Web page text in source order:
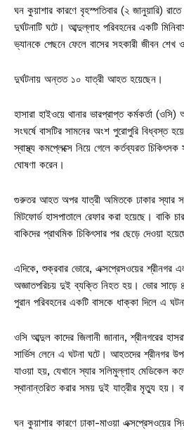
ঘন কুয়াশার কারণে বৃহস্পতিবার (২ জানুয়ারি)
দুর্ঘটনাটি ঘটে। আব্দুল্লাহ পরিবহনের একটি
ভ্যানকে পেছনে ফেলে বাসের সহকারী জীবন শেখ
দুর্ঘটনায় অন্তত ১০ যাত্রী আহত হয়েছেন।
হাসারা হাইওয়ে থানার ভারপ্রাপ্ত কর্মকর্তা (ওসি)
সংঘর্ষে বাসটির সামনের অংশ পুরোপুরি বিধ্বস্ত
স্বাস্থ্য কমপ্লেক্সে নিয়ে গেলে কর্তব্যরত
ঘোষণা করেন।
গুরুতর আহত অপর যাত্রী অমিতকে ঢাকার স্যার
মিটফোর্ড হাসপাতালে রেফার করা হয়েছে। বাকি
বাকিদের প্রাথমিক চিকিৎসার পর ছেড়ে দেওয়া
এদিকে, শুক্রবার ভোরে, এক্সপ্রেসওয়ের শ্রীনগর
অজ্ঞাতপরিচয় দুই ব্যক্তি নিহত হয়। ভোর সাড়ে
পুরান পরিবহনের একটি বাসকে ধাক্কা দিলে এ
ওসি আব্দুল কাদের জিলানী জানান, শ্রীনগরের
সার্ভিস লেনে এ ঘটনা ঘটে। আহতদের শ্রীনগর
যাওয়া হয়, যেখানে স্যার সলিমুল্লাহ মেডিকেল
স্থানান্তরিত করার সময় দুই যাত্রীর মৃত্যু হয়।
ঘন কুয়াশার কারণে ঢাকা-মাওয়া এক্সপ্রেসওয়ের